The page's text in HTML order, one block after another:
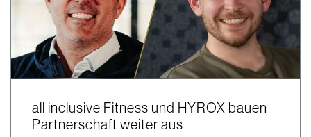
all inclusive Fitness und HYROX bauen
Partnerschaft weiter aus